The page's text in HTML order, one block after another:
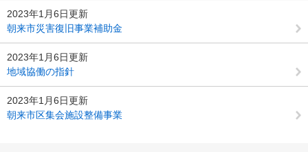
2023年1月6日更新
朝来市災害復旧事業補助金
2023年1月6日更新
地域協働の指針
2023年1月6日更新
朝来市区集会施設整備事業